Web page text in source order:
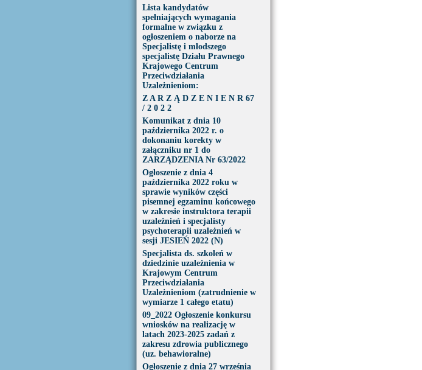
Lista kandydatów
spełniających wymagania
formalne w związku z
ogłoszeniem o naborze na
Specjalistę i młodszego
specjalistę Działu Prawnego
Krajowego Centrum
Przeciwdziałania
Uzależnieniom:
Z A R Z Ą D Z E N I E N R 67
/ 2 0 2 2
Komunikat z dnia 10
października 2022 r. o
dokonaniu korekty w
załączniku nr 1 do
ZARZĄDZENIA Nr 63/2022
Ogłoszenie z dnia 4
października 2022 roku w
sprawie wyników części
pisemnej egzaminu końcowego
w zakresie instruktora terapii
uzależnień i specjalisty
psychoterapii uzależnień w
sesji JESIEŃ 2022 (N)
Specjalista ds. szkoleń w
dziedzinie uzależnienia w
Krajowym Centrum
Przeciwdziałania
Uzależnieniom (zatrudnienie w
wymiarze 1 całego etatu)
09_2022 Ogłoszenie konkursu
wniosków na realizację w
latach 2023-2025 zadań z
zakresu zdrowia publicznego
(uz. behawioralne)
Ogłoszenie z dnia 27 września